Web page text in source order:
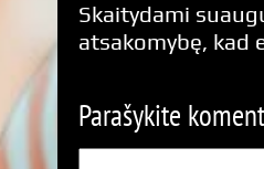
Skaitydami
atsakomybę, kad
Parašykite